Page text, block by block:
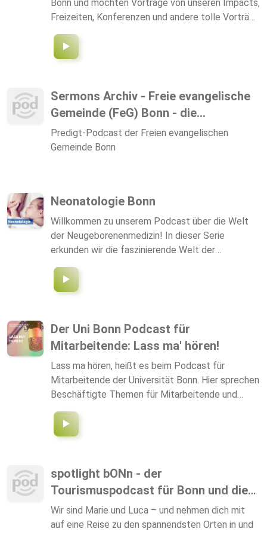
Bonn und möchten Vorträge von unseren Impacts,
Freizeiten, Konferenzen und andere tolle Vorträge
https://www.instagram.com/connexxionbonn/
Sermons Archiv - Freie evangelische
Gemeinde (FeG) Bonn - die...
Predigt-Podcast der Freien evangelischen
Gemeinde Bonn
Neonatologie Bonn
Willkommen zu unserem Podcast über die Welt
der Neugeborenenmedizin! In dieser Serie
erkunden wir die faszinierende Welt der
Fachgebiete der Neonatologie ein. Von den
ersten Momenten nach der Geburt bis hin zu den
kritisch kranken Neugeborenen - wir nehmen Sie
mit auf eine spannende Reise. Unsere Experten
teilen ihr Wissen und ihre Erfahrungen, um Eltern,
medizinisches Fachpersonal und Interessierte
gleichermaßen zu informieren und zu
Entwicklungen in der neonatologischen
Versorgung, bieten Einblicke in innovative
uns auf dieser Reise durch die Welt der
Neugeborenen und Neonatologie, und lassen Sie
sich von faszinierenden Geschichten,
Experteninterviews und wichtigen Ratschlägen
Der Uni Bonn Podcast für
Mitarbeitende: Lass ma' hören!
Lass ma hören, heißt es beim Podcast für
Mitarbeitende der Universität Bonn. Hier sprechen
Beschäftigte Themen für Mitarbeitende und
wer sie sind und was sie tagtäglich bewegt.
spotlight bONn - der
Tourismuspodcast für Bonn und die
Region
Wir sind Marie und Luca – und nehmen dich mit
auf eine Reise zu den spannendsten Orten in und